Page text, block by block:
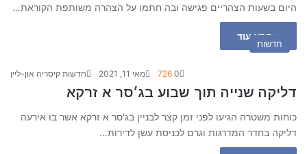
היום בשעות הצהריים פגישה ובה חתמו על הצהרה משותפת הקוראת…
» קרא עוד
חדשות
חדשות קיסריה און-ליין מאי 11, 2021 0
דליקה שנייה תוך שבוע בג׳סר א זרקא
כוחות משטרה הגיעו לפני זמן קצר לבניין בג'סר א זרקא אשר בו אירעה
דליקה בחדר המדרגות וגרם לכניסת עשן לדירות…